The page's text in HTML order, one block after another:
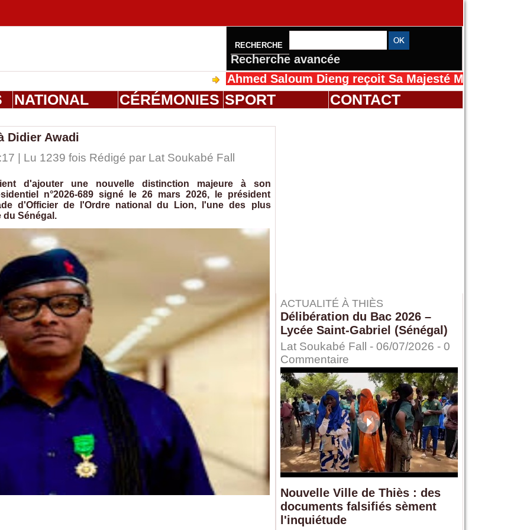
RECHERCHE
Recherche avancée
Ahmed Saloum Dieng reçoit Sa Majesté Mansah Cissé au
NATIONAL CÉRÉMONIES SPORT CONTACT
Didier Awadi
| Lu 1239 fois Rédigé par Lat Soukabé Fall
d'ajouter une nouvelle distinction majeure à son
n°2026-689 signé le 26 mars 2026, le président
d'Officier de l'Ordre national du Lion, l'une des plus
Sénégal.
ACTUALITÉ À THIÈS
Délibération du Bac 2026 –
Lycée Saint-Gabriel (Sénégal)
Lat Soukabé Fall - 06/07/2026 - 0
Commentaire
Nouvelle Ville de Thiès : des
documents falsifiés sèment
l'inquiétude